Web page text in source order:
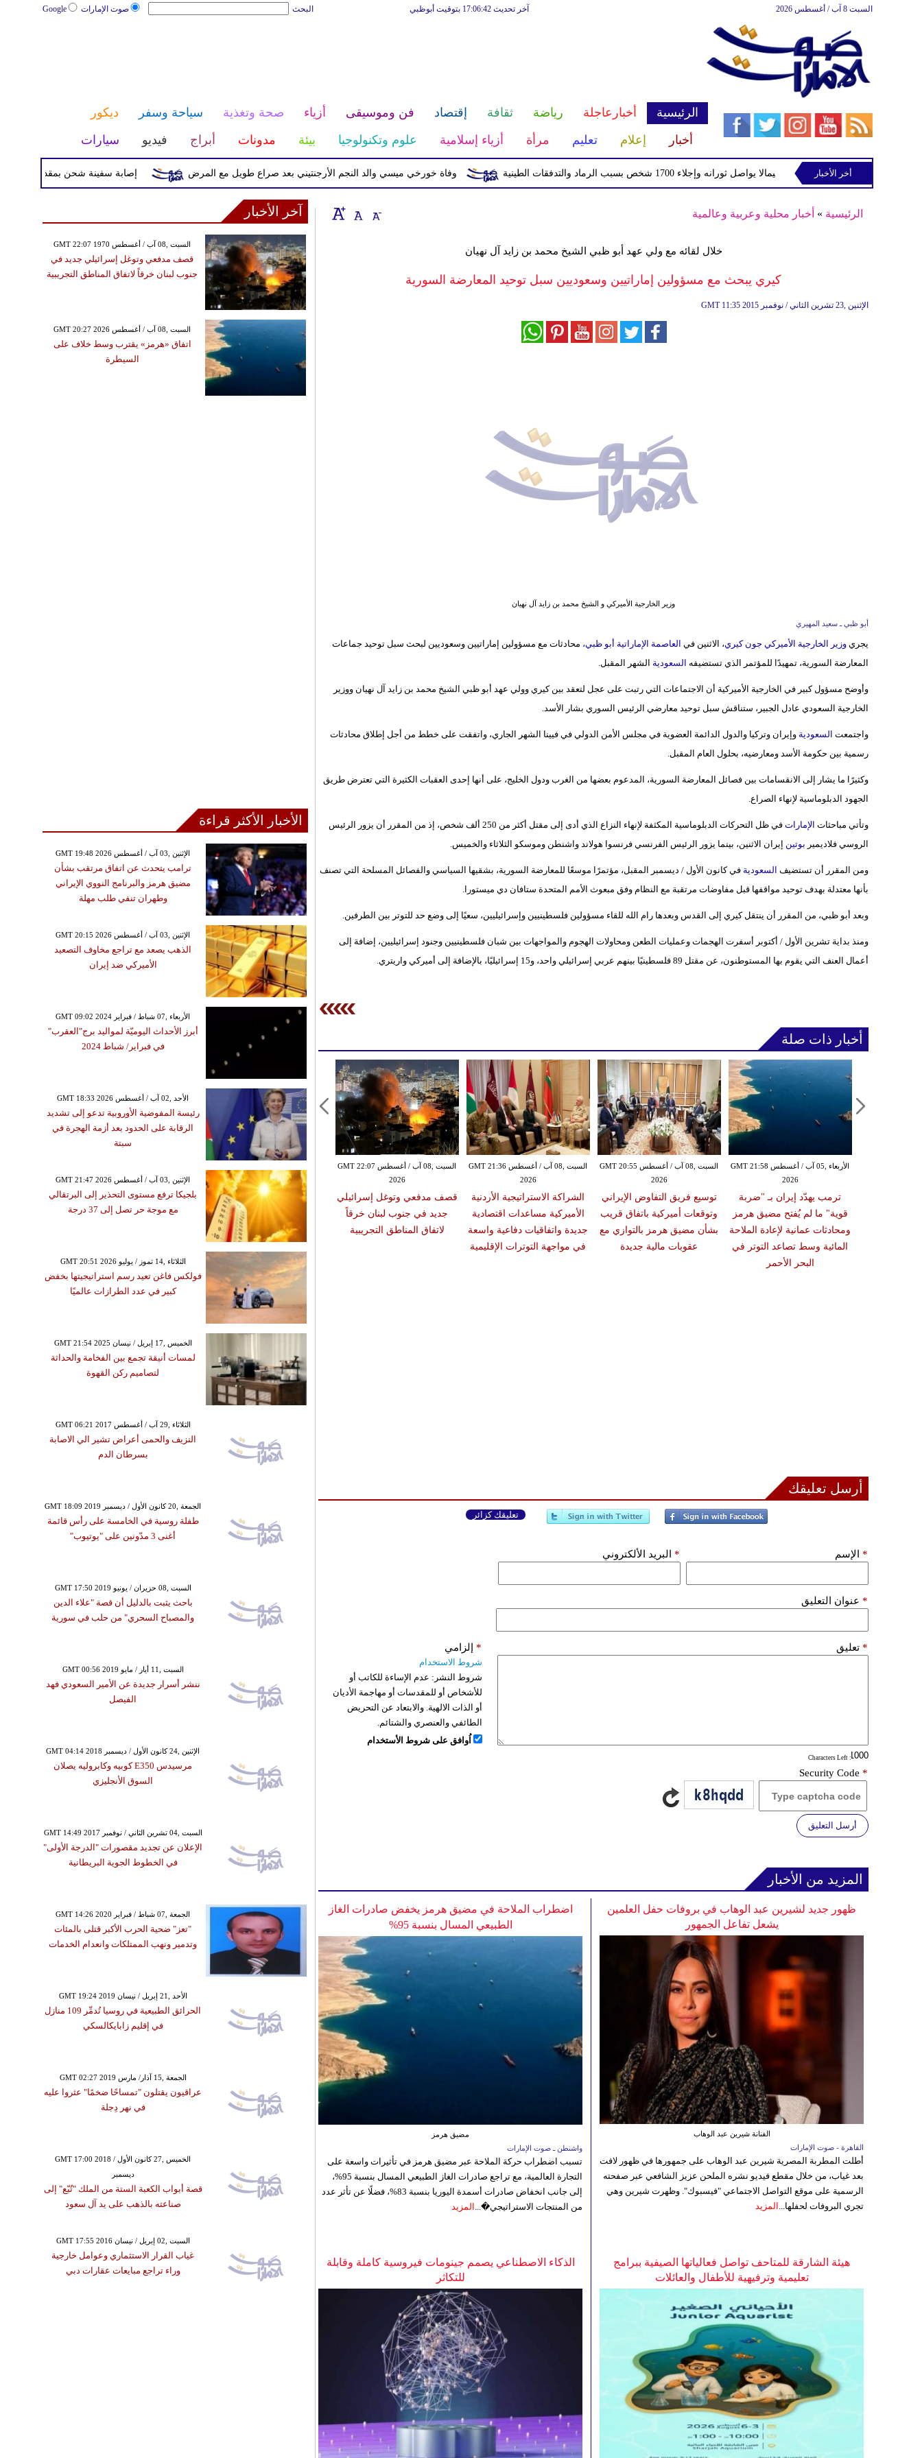
صوت الإمارات Google البحث آخر تحديث 17:06:42 بتوقيت أبوظبي السبت 8 آب / أغسطس 2026
الرئيسية أخبارعاجلة رياضة ثقافة إقتصاد فن وموسيقى أزياء صحة وتغذية سياحة وسفر
ديكور
أخبار
إعلام تعليم مرأة أزياء إسلامية علوم وتكنولوجيا بيئة مدونات أبراج فيديو سيارات
إصابة سفينة شحن بمقذوف مجهول قرب وفاة خورخي ميسي والد النجم الأرجنتيني بعد صراع طويل مع المرض بركان فويجو في جواتيمالا يواصل ثورانه وإجلاء 1700 شخص بسبب الرماد والتدفقات الطينية
أخر الأخبار
الرئيسية » أخبار محلية وعربية وعالمية
خلال لقائه مع ولي عهد أبو ظبي الشيخ محمد بن زايد آل نهيان
كيري يبحث مع مسؤولين إماراتيين وسعوديين سبل توحيد المعارضة السورية
GMT 11:35 2015 الإثنين ,23 تشرين الثاني / نوفمبر
وزير الخارجية الأميركي و الشيخ محمد بن زايد آل نهيان
أبو ظبي ـ سعيد المهيري
يجري وزير الخارجية الأميركي جون كيري، الاثنين في العاصمة الإماراتية أبو ظبي، محادثات مع مسؤولين إماراتيين وسعوديين لبحث سبل توحيد جماعات
المعارضة السورية، تمهيدًا للمؤتمر الذي تستضيفه السعودية الشهر المقبل.
وأوضح مسؤول كبير في الخارجية الأميركية أن الاجتماعات التي رتبت على عجل لتعقد بين كيري وولي عهد أبو ظبي الشيخ محمد بن زايد آل نهيان ووزير
الخارجية السعودي عادل الجبير، ستناقش سبل توحيد معارضي الرئيس السوري بشار الأسد.
واجتمعت السعودية وإيران وتركيا والدول الدائمة العضوية في مجلس الأمن الدولي في فيينا الشهر الجاري، واتفقت على خطط من أجل إطلاق محادثات
رسمية بين حكومة الأسد ومعارضيه، بحلول العام المقبل.
وكثيرًا ما يشار إلى الانقسامات بين فصائل المعارضة السورية، المدعوم بعضها من الغرب ودول الخليج، على أنها إحدى العقبات الكثيرة التي تعترض طريق
الجهود الدبلوماسية لإنهاء الصراع.
وتأتي مباحثات الإمارات
في ظل التحركات الدبلوماسية المكثفة لإنهاء النزاع الذي أدى إلى مقتل أكثر من 250 ألف شخص، إذ من المقرر أن يزور الرئيس
الروسي فلاديمير بوتين إيران الاثنين، بينما يزور الرئيس الفرنسي فرنسوا هولاند واشنطن وموسكو الثلاثاء والخميس.
ومن المقرر أن تستضيف السعودية في كانون الأول / ديسمبر المقبل، مؤتمرًا موسعًا للمعارضة السورية، بشقيها السياسي والفصائل المسلحة التي تصنف
بأنها معتدلة بهدف توحيد مواقفها قبل مفاوضات مرتقبة مع النظام وفق مبعوث الأمم المتحدة ستافان دي ميستورا.
وبعد أبو ظبي، من المقرر أن ينتقل كيري إلى القدس وبعدها رام الله للقاء مسؤولين فلسطينيين وإسرائيليين، سعيًا إلى وضع حد للتوتر بين الطرفين.
ومنذ بداية تشرين الأول / أكتوبر أسفرت الهجمات وعمليات الطعن ومحاولات الهجوم والمواجهات بين شبان فلسطينيين وجنود إسرائيليين، إضافة إلى
أعمال العنف التي يقوم بها المستوطنون، عن مقتل 89 فلسطينيًا بينهم عربي إسرائيلي واحد، و15 إسرائيليًا، بالإضافة إلى أميركي واريتري.
أخبار ذات صلة
السبت ,08 آب / أغسطس GMT 22:07
2026
قصف مدفعي وتوغل إسرائيلي
جديد في جنوب لبنان خرقاً
لاتفاق المناطق التجريبية
السبت ,08 آب / أغسطس GMT 21:36
2026
الشراكة الاستراتيجية الأردنية
الأميركية مساعدات اقتصادية
جديدة واتفاقيات دفاعية واسعة
في مواجهة التوترات الإقليمية
السبت ,08 آب / أغسطس GMT 20:55
2026
توسيع فريق التفاوض الإيراني
وتوقعات أميركية باتفاق قريب
بشأن مضيق هرمز بالتوازي مع
عقوبات مالية جديدة
الأربعاء ,05 آب / أغسطس GMT 21:58
2026
ترمب يهدّد إيران بـ "ضربة
قوية" ما لم يُفتح مضيق هرمز
ومحادثات عمانية لإعادة الملاحة
المائية وسط تصاعد التوتر في
البحر الأحمر
أرسل تعليقك
تعليقك كزائر
الإسم * البريد الألكتروني *
عنوان التعليق *
تعليق *
: Characters Left
إلزامي *
شروط الاستخدام
شروط النشر: عدم الإساءة للكاتب أو
للأشخاص أو للمقدسات أو مهاجمة الأديان
أو الذات الالهية. والابتعاد عن التحريض
الطائفي والعنصري والشتائم.
اُوافق على شروط الأستخدام
Security Code *
أرسل التعليق
المزيد من الأخبار
اضطراب الملاحة في مضيق هرمز يخفض صادرات الغاز
الطبيعي المسال بنسبة 95%
مضيق هرمز
واشنطن ـ صوت الإمارات
تسبب اضطراب حركة الملاحة عبر مضيق هرمز في تأثيرات واسعة على
التجارة العالمية، مع تراجع صادرات الغاز الطبيعي المسال بنسبة 95%،
إلى جانب انخفاض صادرات أسمدة اليوريا بنسبة 83%، فضلًا عن تأثر عدد
من المنتجات الاستراتيجي�... المزيد
ظهور جديد لشيرين عبد الوهاب في بروفات حفل العلمين
يشعل تفاعل الجمهور
الفنانة شيرين عبد الوهاب
القاهرة - صوت الإمارات
أطلت المطربة المصرية شيرين عبد الوهاب على جمهورها في ظهور لافت
بعد غياب، من خلال مقطع فيديو نشره الملحن عزيز الشافعي عبر صفحته
الرسمية على موقع التواصل الاجتماعي "فيسبوك". وظهرت شيرين وهي
تجري البروفات لحفلها... المزيد
الذكاء الاصطناعي يصمم جينومات فيروسية كاملة وقابلة
للتكاثر
هيئة الشارقة للمتاحف تواصل فعالياتها الصيفية ببرامج
تعليمية وترفيهية للأطفال والعائلات
آخر الأخبار
GMT 22:07 1970 السبت ,08 آب / أغسطس
قصف مدفعي وتوغل إسرائيلي جديد في
جنوب لبنان خرقاً لاتفاق المناطق التجريبية
GMT 20:27 2026 السبت ,08 آب / أغسطس
اتفاق «هرمز» يقترب وسط خلاف على
السيطرة
الأخبار الأكثر قراءة
GMT 19:48 2026 الإثنين ,03 آب / أغسطس
ترامب يتحدث عن اتفاق مرتقب بشأن
مضيق هرمز والبرنامج النووي الإيراني
وطهران تنفي طلب مهلة
GMT 20:15 2026 الإثنين ,03 آب / أغسطس
الذهب يصعد مع تراجع مخاوف التصعيد
الأميركي ضد إيران
GMT 09:02 2024 الأربعاء ,07 شباط / فبراير
أبرز الأحداث اليوميّة لمواليد برج"العقرب"
في فبراير/ شباط 2024
GMT 18:33 2026 الأحد ,02 آب / أغسطس
رئيسة المفوضية الأوروبية تدعو إلى تشديد
الرقابة على الحدود بعد أزمة الهجرة في
سبتة
GMT 21:47 2026 الإثنين ,03 آب / أغسطس
بلجيكا ترفع مستوى التحذير إلى البرتقالي
مع موجة حر تصل إلى 37 درجة
GMT 20:51 2026 الثلاثاء ,14 تموز / يوليو
فولكس فاغن تعيد رسم استراتيجيتها بخفض
كبير في عدد الطرازات عالميًا
GMT 21:54 2025 الخميس ,17 إبريل / نيسان
لمسات أنيقة تجمع بين الفخامة والحداثة
لتصاميم ركن القهوة
GMT 06:21 2017 الثلاثاء ,29 آب / أغسطس
النزيف والحمى أعراض تشير الي الاصابة
بسرطان الدم
GMT 18:09 2019 الجمعة ,20 كانون الأول / ديسمبر
طفلة روسية في الخامسة على رأس قائمة
أغنى 3 مدّونين على "يوتيوب"
GMT 17:50 2019 السبت ,08 حزيران / يونيو
باحث يثبت بالدليل أن قصة "علاء الدين
والمصباح السحري" من حلب في سورية
GMT 00:56 2019 السبت ,11 أيار / مايو
ننشر أسرار جديدة عن الأمير السعودي فهد
الفيصل
GMT 04:14 2018 الإثنين ,24 كانون الأول / ديسمبر
مرسيدس E350 كوبيه وكابروليه يصلان
السوق الأنجليزي
GMT 14:49 2017 السبت ,04 تشرين الثاني / نوفمبر
الإعلان عن تجديد مقصورات "الدرجة الأولى"
في الخطوط الجوية البريطانية
GMT 14:26 2020 الجمعة ,07 شباط / فبراير
"تعز" ضحية الحرب الأكبر قتلى بالمئات
وتدمير ونهب الممتلكات وانعدام الخدمات
GMT 19:24 2019 الأحد ,21 إبريل / نيسان
الحرائق الطبيعية في روسيا تُدمِّر 109 منازل
في إقليم زابايكالسكي
GMT 02:27 2019 الجمعة ,15 آذار/ مارس
عراقيون يقتلون "تمساحًا ضخمًا" عثروا عليه
في نهر دِجلة
GMT 17:00 2018 الخميس ,27 كانون الأول /
ديسمبر
قصة أبواب الكعبة الستة من الملك "تُبّع" إلى
صناعته بالذهب على يد آل سعود
GMT 17:55 2016 السبت ,02 إبريل / نيسان
غياب القرار الاستثماري وعوامل خارجية
وراء تراجع مبايعات عقارات دبي